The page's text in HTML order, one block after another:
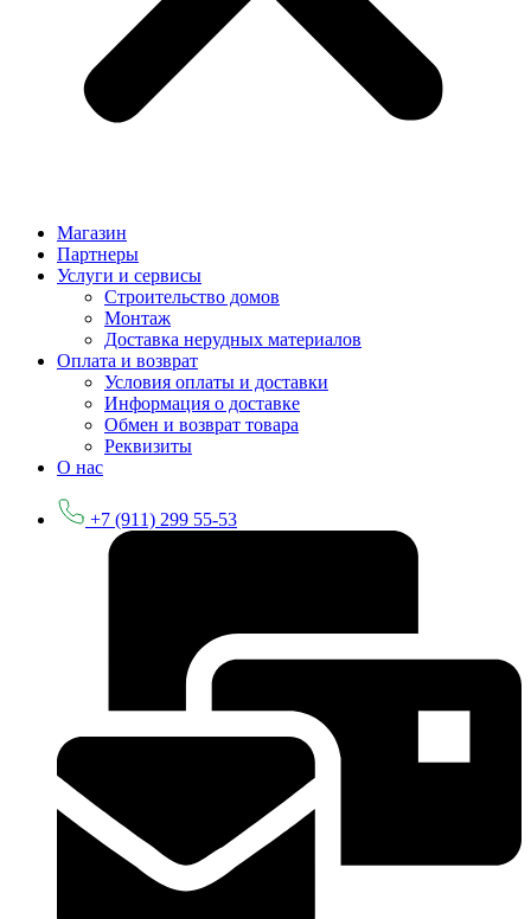
Магазин
Партнеры
Услуги и сервисы
Строительство домов
Монтаж
Доставка нерудных материалов
Оплата и возврат
Условия оплаты и доставки
Информация о доставке
Обмен и возврат товара
Реквизиты
О нас
+7 (911) 299 55-53